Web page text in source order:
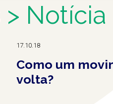
> Notícia
17.10.18
Como um
volta?